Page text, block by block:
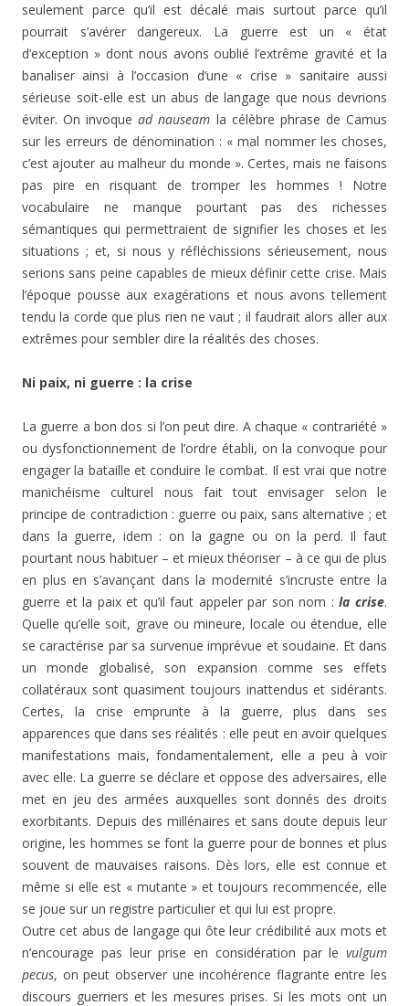
seulement parce qu’il est décalé mais surtout parce qu’il
pourrait s’avérer dangereux. La guerre est un « état
d’exception » dont nous avons oublié l’extrême gravité et la
banaliser ainsi à l’occasion d’une « crise » sanitaire aussi
sérieuse soit-elle est un abus de langage que nous devrions
éviter. On invoquead nauseam la célèbre phrase de Camus
sur les erreurs de dénomination : « mal nommer les choses,
c’est ajouter au malheur du monde ». Certes, mais ne faisons
pas pire en risquant de tromper les hommes ! Notre
vocabulaire ne manque pourtant pas des richesses
sémantiques qui permettraient de signifier les choses et les
situations ; et, si nous y réfléchissions sérieusement, nous
serions sans peine capables de mieux définir cette crise. Mais
l’époque pousse aux exagérations et nous avons tellement
tendu la corde que plus rien ne vaut ; il faudrait alors aller aux
extrêmes pour sembler dire la réalités des choses.
Ni paix, ni guerre : la crise
La guerre a bon dos si l’on peut dire. A chaque « contrariété »
ou dysfonctionnement de l’ordre établi, on la convoque pour
engager la bataille et conduire le combat. Il est vrai que notre
manichéisme culturel nous fait tout envisager selon le
principe de contradiction : guerre ou paix, sans alternative ; et
dans la guerre, idem : on la gagne ou on la perd. Il faut
pourtant nous habituer – et mieux théoriser – à ce qui de plus
en plus en s’avançant dans la modernité s’incruste entre la
guerre et la paix et qu’il faut appeler par son nom :la crise.
Quelle qu’elle soit, grave ou mineure, locale ou étendue, elle
se caractérise par sa survenue imprévue et soudaine. Et dans
un monde globalisé, son expansion comme ses effets
collatéraux sont quasiment toujours inattendus et sidérants.
Certes, la crise emprunte à la guerre, plus dans ses
apparences que dans ses réalités : elle peut en avoir quelques
manifestations mais, fondamentalement, elle a peu à voir
avec elle. La guerre se déclare et oppose des adversaires, elle
met en jeu des armées auxquelles sont donnés des droits
exorbitants. Depuis des millénaires et sans doute depuis leur
origine, les hommes se font la guerre pour de bonnes et plus
souvent de mauvaises raisons. Dès lors, elle est connue et
même si elle est « mutante » et toujours recommencée, elle
se joue sur un registre particulier et qui lui est propre.
Outre cet abus de langage qui ôte leur crédibilité aux mots et
n’encourage pas leur prise en considération par le vulgum
pecus, on peut observer une incohérence flagrante entre les
discours guerriers et les mesures prises. Si les mots ont un